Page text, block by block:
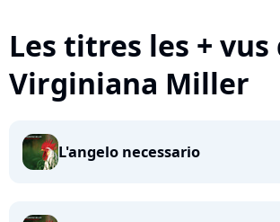
Les titres les + vus
Virginiana Miller
L'angelo necessario